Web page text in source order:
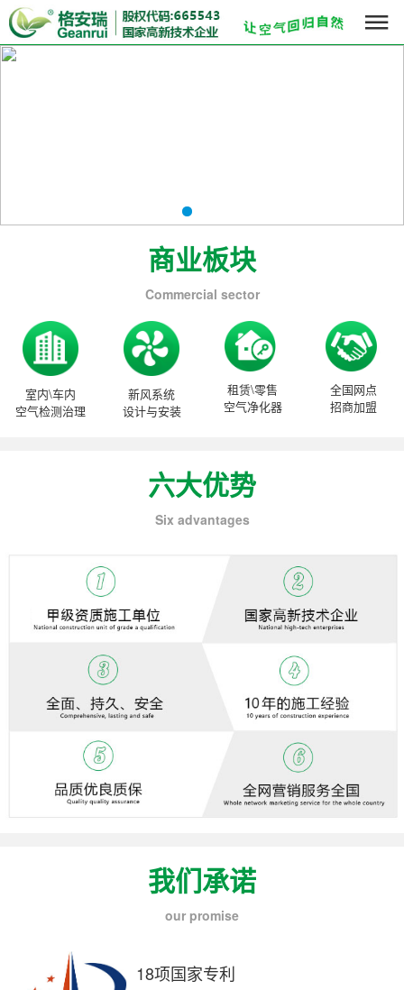

商业板块
Commercial sector
室内\车内
空气检测治理
新风系统
设计与安装
租赁\零售
空气净化器
全国网点
招商加盟
六大优势
Six advantages
我们承诺
our promise
18项国家专利